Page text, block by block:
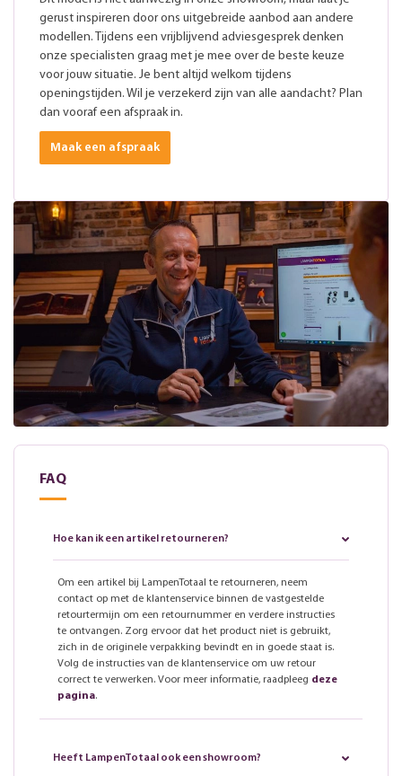
gerust inspireren door ons uitgebreide aanbod aan andere
modellen. Tijdens een vrijblijvend adviesgesprek denken
onze specialisten graag met je mee over de beste keuze
voor jouw situatie. Je bent altijd welkom tijdens
openingstijden. Wil je verzekerd zijn van alle aandacht? Plan
dan vooraf een afspraak in.
Maak een afspraak
FAQ
Hoe kan ik een artikel retourneren?
Om een artikel bij LampenTotaal te retourneren, neem
contact op met de klantenservice binnen de vastgestelde
retourtermijn om een retournummer en verdere instructies
te ontvangen. Zorg ervoor dat het product niet is gebruikt,
zich in de originele verpakking bevindt en in goede staat is.
Volg de instructies van de klantenservice om uw retour
correct te verwerken. Voor meer informatie, raadpleeg deze
pagina.
Heeft LampenTotaal ook een showroom?